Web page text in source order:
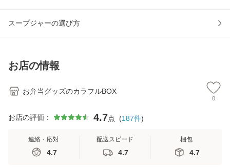
スープジャーの選び方
お店の情報
お弁当グッズのカラフルBOX
0
お店の評価： 4.7点 (187件)
連絡・応対
4.7
配送スピード
4.7
梱包
4.7